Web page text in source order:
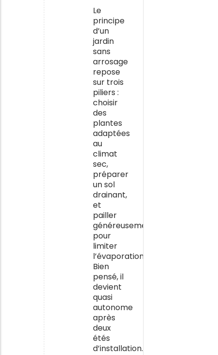
Le
principe
d’un
jardin
sans
arrosage
repose
sur trois
piliers :
choisir
des
plantes
adaptées
au
climat
sec,
préparer
un sol
drainant,
et
pailler
généreusement
pour
limiter
l’évaporation.
Bien
pensé, il
devient
quasi
autonome
après
deux
étés
d’installation.